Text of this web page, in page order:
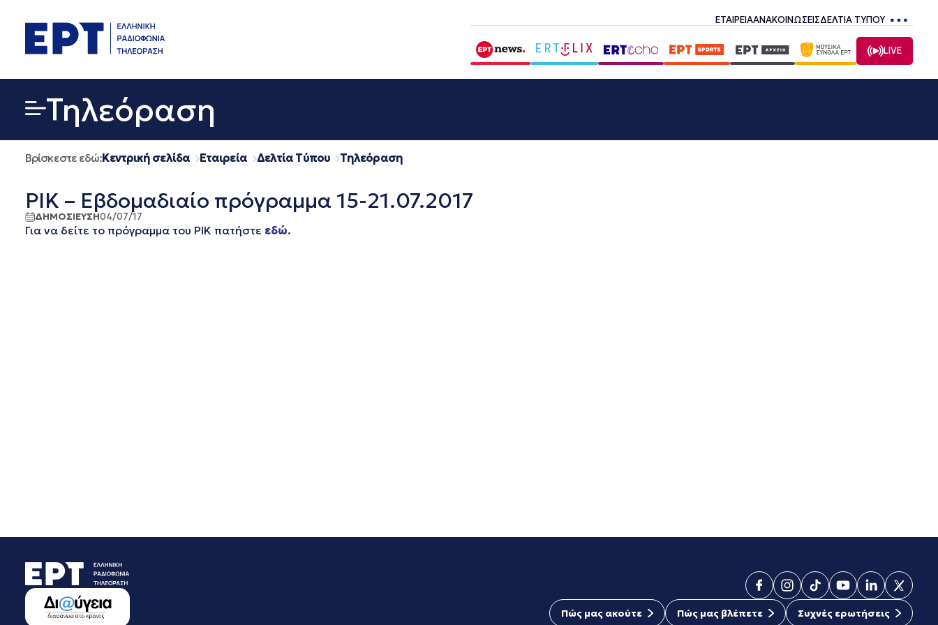
περιεχόμενο
ΕΤΑΙΡΕΙΑΑΝΑΚΟΙΝΩΣΕΙΣΔΕΛΤΙΑ ΤΥΠΟΥ
LIVE
Τηλεόραση
Βρίσκεστε εδώ:Κεντρική σελίδα Εταιρεία Δελτία Τύπου Τηλεόραση
ΡΙΚ – Εβδομαδιαίο πρόγραμμα 15-21.07.2017
ΔΗΜΟΣΙΕΥΣΗ04/07/17
Για να δείτε το πρόγραμμα του ΡΙΚ πατήστε εδώ.
Πώς μας ακούτε Πώς μας βλέπετε Συχνές ερωτήσεις